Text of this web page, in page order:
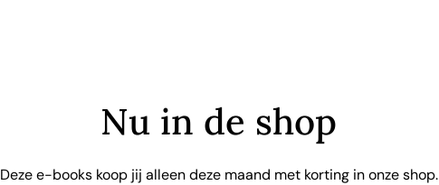
Nu in de shop
Deze e-books koop jij alleen deze maand met korting in onze shop.